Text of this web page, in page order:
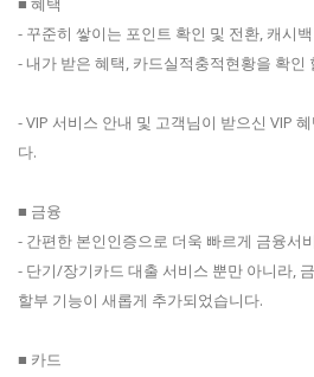
- 꾸준히 쌓이는 포인트 확인 및 전환, 캐시
- 내가 받은 혜택, 카드실적충적현황을 확인
- VIP 서비스 안내 및 고객님이 받으신 VIP
다.
■ 금융
- 간편한 본인인증으로 더욱 빠르게 금융서
- 단기/장기카드 대출 서비스 뿐만 아니라,
할부 기능이 새롭게 추가되었습니다.
■ 카드